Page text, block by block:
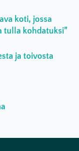
koti, jossa
tulla kohdatuksi”
ja toivosta